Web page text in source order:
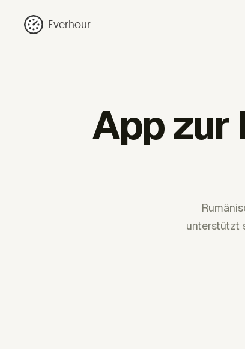
Everhour
App zur
unterstützt